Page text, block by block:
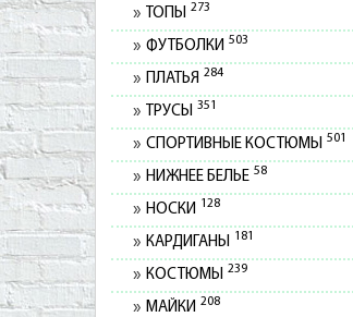
ТОПЫ 273
ФУТБОЛКИ 503
ПЛАТЬЯ 284
ТРУСЫ 351
СПОРТИВНЫЕ КОСТЮМЫ 501
НИЖНЕЕ БЕЛЬЕ 58
НОСКИ 128
КАРДИГАНЫ 181
КОСТЮМЫ 239
МАЙКИ 208